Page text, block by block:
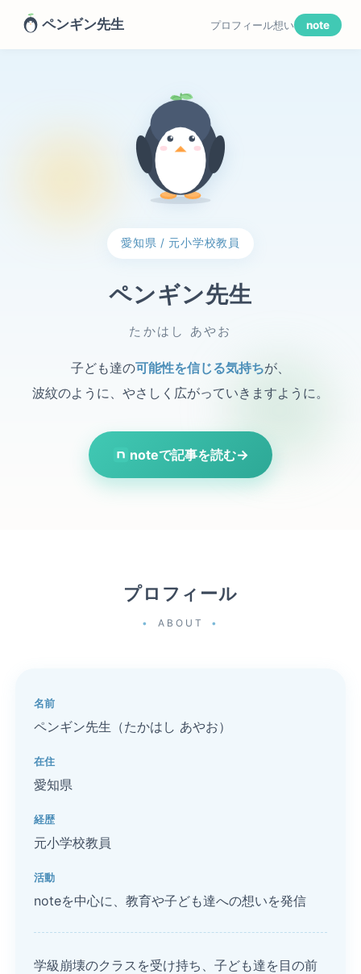
ペンギン先生 プロフィール想い note
愛知県 / 元小学校教員
ペンギン先生
たかはし あやお
子ども達の可能性を信じる気持ちが、
波紋のように、やさしく広がっていきますように。
noteで記事を読む→
プロフィール
ABOUT
名前
ペンギン先生（たかはし あやお）
在住
愛知県
経歴
元小学校教員
活動
noteを中心に、教育や子ども達への想いを発信
学級崩壊のクラスを受け持ち、子ども達を目の前